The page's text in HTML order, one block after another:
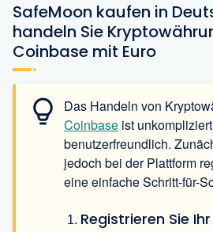
SafeMoon kaufen in
handeln Sie
Coinbase mit Euro
Das Handeln von
Coinbase ist
benutzerfreundlich.
jedoch bei der Plattform
eine einfache Schritt-für-
Registrieren Sie